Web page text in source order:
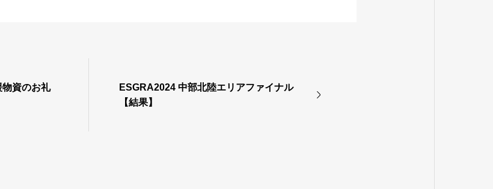
資のお礼
ESGRA2024 中部北陸エリアファイナル
【結果】